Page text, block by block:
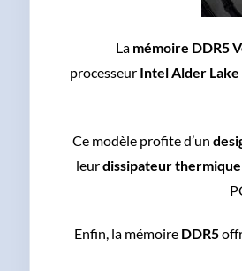
La mémoire DDR5
processeur Intel Alder Lake
Ce modèle profite d’un
leurdissipateur
Enfin, la mémoire DDR5